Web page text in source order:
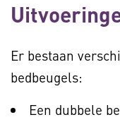
Er bestaan
bedbeugels:
Een dubbele